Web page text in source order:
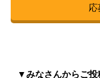
応
▼みなさんからご投